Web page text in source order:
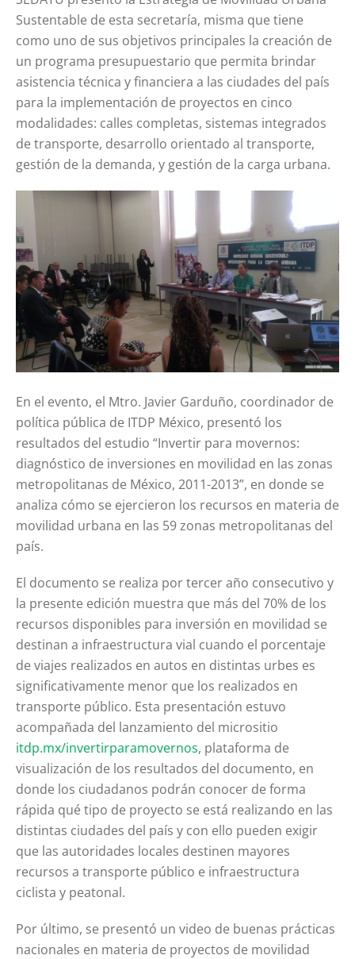
Sustentable de esta secretaría, misma que tiene
como uno de sus objetivos principales la creación de
un programa presupuestario que permita brindar
asistencia técnica y financiera a las ciudades del país
para la implementación de proyectos en cinco
modalidades: calles completas, sistemas integrados
de transporte, desarrollo orientado al transporte,
gestión de la demanda, y gestión de la carga urbana.
En el evento, el Mtro. Javier Garduño, coordinador de
política pública de ITDP México, presentó los
resultados del estudio “Invertir para movernos:
diagnóstico de inversiones en movilidad en las zonas
metropolitanas de México, 2011-2013”, en donde se
analiza cómo se ejercieron los recursos en materia de
movilidad urbana en las 59 zonas metropolitanas del
país.
El documento se realiza por tercer año consecutivo y
la presente edición muestra que más del 70% de los
recursos disponibles para inversión en movilidad se
destinan a infraestructura vial cuando el porcentaje
de viajes realizados en autos en distintas urbes es
significativamente menor que los realizados en
transporte público. Esta presentación estuvo
acompañada del lanzamiento del micrositio
itdp.mx/invertirparamovernos, plataforma de
visualización de los resultados del documento, en
donde los ciudadanos podrán conocer de forma
rápida qué tipo de proyecto se está realizando en las
distintas ciudades del país y con ello pueden exigir
que las autoridades locales destinen mayores
recursos a transporte público e infraestructura
ciclista y peatonal.
Por último, se presentó un video de buenas prácticas
nacionales en materia de proyectos de movilidad